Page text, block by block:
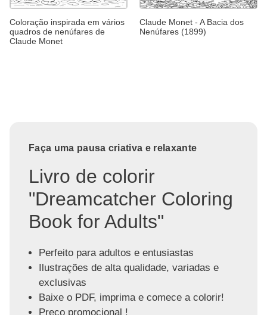
Coloração inspirada em vários
quadros de nenúfares de
Claude Monet
Claude Monet - A Bacia dos
Nenúfares (1899)
Faça uma pausa criativa e relaxante
Livro de colorir
"Dreamcatcher Coloring
Book for Adults"
Perfeito para adultos e entusiastas
Ilustrações de alta qualidade, variadas e
exclusivas
Baixe o PDF, imprima e comece a colorir!
Preço promocional !